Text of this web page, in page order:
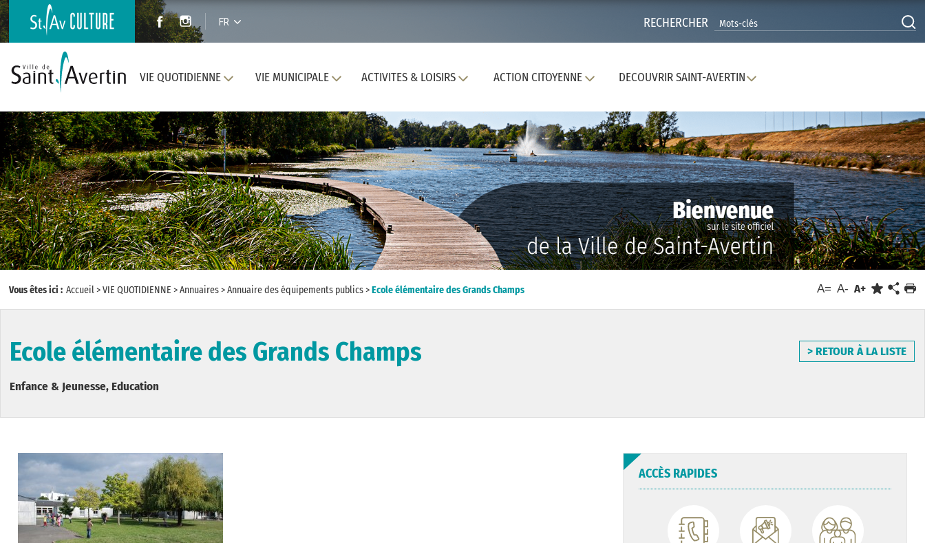
FR RECHERCHER
VIE QUOTIDIENNE VIE MUNICIPALE ACTIVITES & LOISIRS ACTION CITOYENNE DECOUVRIR SAINT-AVERTIN
Vous êtes ici : Accueil>VIE QUOTIDIENNE >Annuaires>Annuaire des équipements publics>Ecole élémentaire des Grands Champs A= A- A+
Ecole élémentaire des Grands Champs > RETOUR À LA LISTE
Enfance & Jeunesse, Education
ACCÈS RAPIDES